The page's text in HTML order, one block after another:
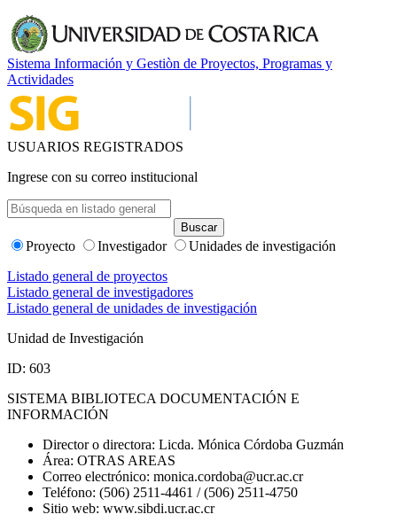
Sistema Información y Gestiòn de Proyectos, Programas y
Actividades
USUARIOS REGISTRADOS
Ingrese con su correo institucional
Proyecto Investigador
Unidades de investigación
Listado general de proyectos
Listado general de investigadores
Listado general de unidades de investigación
Unidad de Investigación
ID: 603
SISTEMA BIBLIOTECA DOCUMENTACIÓN E
INFORMACIÓN
Director o directora: Licda. Mónica Córdoba Guzmán
Área: OTRAS AREAS
Correo electrónico: monica.cordoba@ucr.ac.cr
Teléfono: (506) 2511-4461 / (506) 2511-4750
Sitio web: www.sibdi.ucr.ac.cr